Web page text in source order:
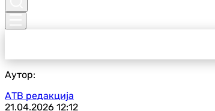
Аутор:
АТВ редакција
21.04.2026 12:12